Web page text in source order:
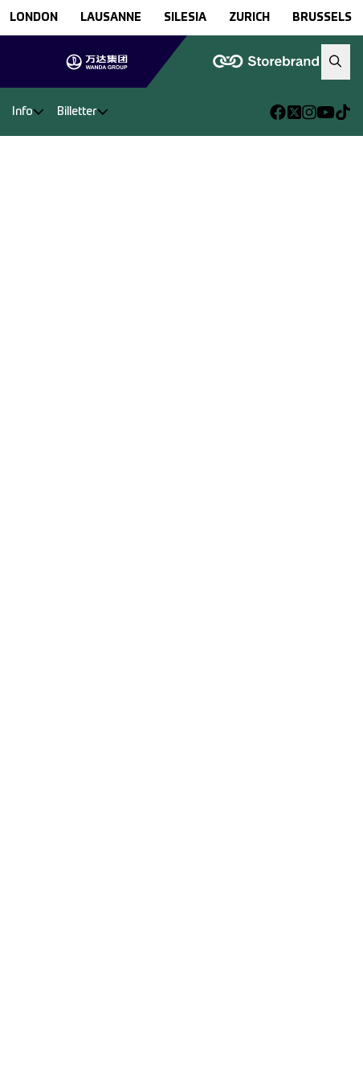
LONDON LAUSANNE SILESIA ZURICH BRUSSELS
Info Billetter